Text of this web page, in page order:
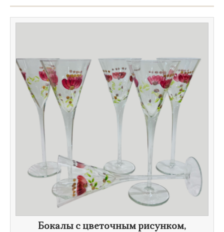
​Бокалы с цветочным рисунком,